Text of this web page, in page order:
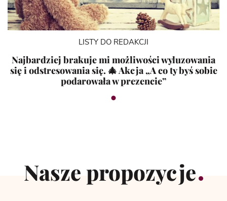
LISTY DO REDAKCJI
Najbardziej brakuje mi możliwości wyluzowania
się i odstresowania się. 🎄 Akcja „A co ty byś sobie
podarowała w prezencie”
Nasze propozycje